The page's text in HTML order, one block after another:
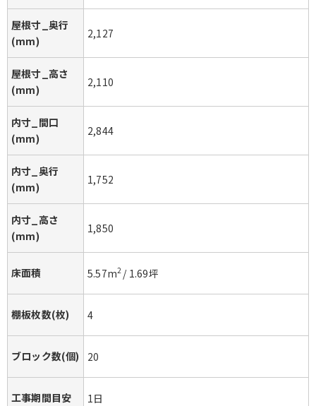
屋根寸_奥行
(mm)
2,127
屋根寸_高さ
(mm)
2,110
内寸_間口
(mm)
2,844
内寸_奥行
(mm)
1,752
内寸_高さ
(mm)
1,850
床面積 5.57m2/ 1.69坪
棚板枚数(枚) 4
ブロック数(個) 20
工事期間目安 1日